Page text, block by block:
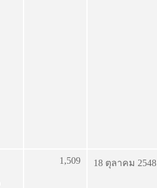
1,509 18 ตุลาคม 2548